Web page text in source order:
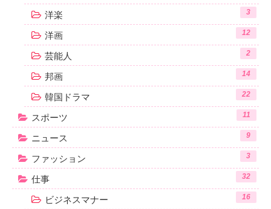
洋楽 3
洋画 12
芸能人 2
邦画 14
韓国ドラマ 22
スポーツ 11
ニュース 9
ファッション 3
仕事 32
ビジネスマナー 16